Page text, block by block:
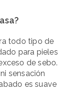
todo tipo de
para pieles
de sebo.
sensación
es suave